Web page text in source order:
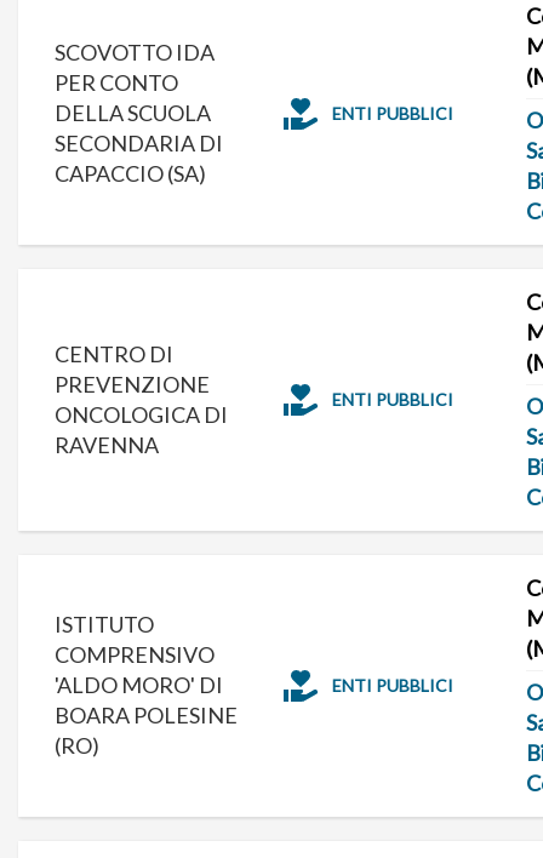
SCOVOTTO IDA
PER CONTO
DELLA SCUOLA
SECONDARIA DI
CAPACCIO (SA)
ENTI PUBBLICI
CENTRO DI
PREVENZIONE
ONCOLOGICA DI
RAVENNA
ENTI PUBBLICI
ISTITUTO
COMPRENSIVO
'ALDO MORO' DI
BOARA POLESINE
(RO)
ENTI PUBBLICI